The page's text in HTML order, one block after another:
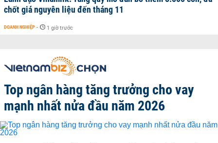
chốt giá nguyên liệu đến tháng 11
DOANH NGHIỆP - 1 giờ trước
Top ngân hàng tăng trưởng cho vay
mạnh nhất nửa đầu năm 2026